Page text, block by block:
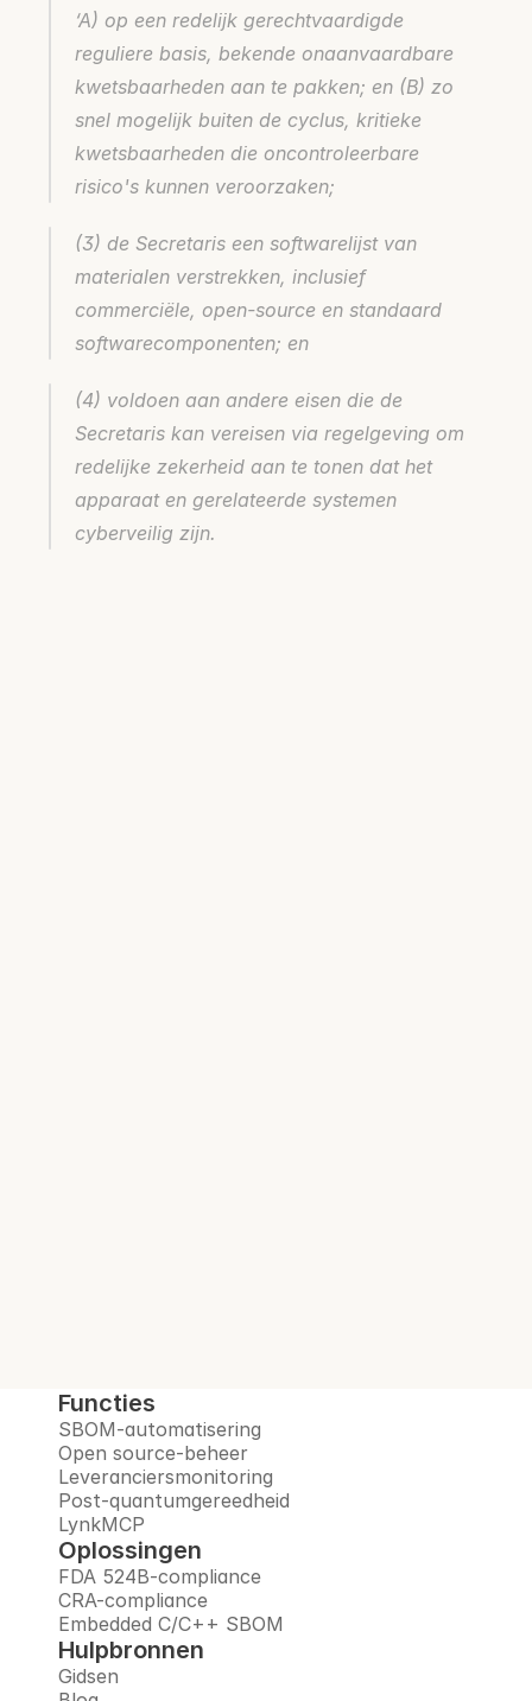
‘A) op een redelijk gerechtvaardigde
reguliere basis, bekende onaanvaardbare
kwetsbaarheden aan te pakken; en (B) zo
snel mogelijk buiten de cyclus, kritieke
kwetsbaarheden die oncontroleerbare
risico's kunnen veroorzaken;
(3) de Secretaris een softwarelijst van
materialen verstrekken, inclusief
commerciële, open-source en standaard
softwarecomponenten; en
(4) voldoen aan andere eisen die de
Secretaris kan vereisen via regelgeving om
redelijke zekerheid aan te tonen dat het
apparaat en gerelateerde systemen
cyberveilig zijn.
Functies
SBOM-automatisering
Open source-beheer
Leveranciersmonitoring
Post-quantumgereedheid
LynkMCP
Oplossingen
FDA 524B-compliance
CRA-compliance
Embedded C/C++ SBOM
Hulpbronnen
Gidsen